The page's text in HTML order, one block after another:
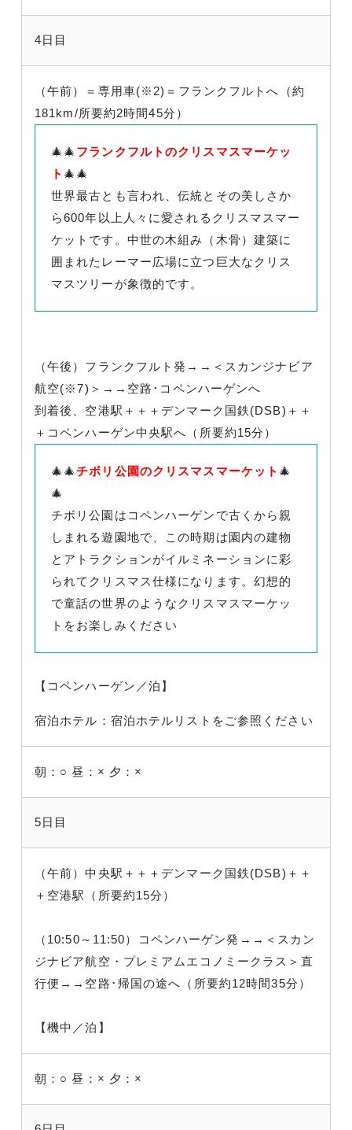
4日目
（午前）＝専用車(※2)＝フランクフルトへ（約
181km/所要約2時間45分）
🎄🎄 フランクフルトのクリスマスマーケッ
ト 🎄🎄
世界最古とも言われ、伝統とその美しさか
ら600年以上人々に愛されるクリスマスマー
ケットです。中世の木組み（木骨）建築に
囲まれたレーマー広場に立つ巨大なクリス
マスツリーが象徴的です。
（午後）フランクフルト発→→＜スカンジナビア
航空(※7)＞→→空路･コペンハーゲンへ
到着後、空港駅＋＋＋デンマーク国鉄(DSB)＋＋
＋コペンハーゲン中央駅へ（所要約15分）
🎄🎄チボリ公園のクリスマスマーケット 🎄
🎄
チボリ公園はコペンハーゲンで古くから親
しまれる遊園地で、この時期は園内の建物
とアトラクションがイルミネーションに彩
られてクリスマス仕様になります。幻想的
で童話の世界のようなクリスマスマーケッ
トをお楽しみください
【コペンハーゲン／泊】
宿泊ホテル：宿泊ホテルリストをご参照ください
朝：○ 昼：× 夕：×
5日目
（午前）中央駅＋＋＋デンマーク国鉄(DSB)＋＋
＋空港駅（所要約15分）
（10:50～11:50）コペンハーゲン発→→＜スカン
ジナビア航空・プレミアムエコノミークラス＞直
行便→→空路･帰国の途へ（所要約12時間35分）
【機中／泊】
朝：○ 昼：× 夕：×